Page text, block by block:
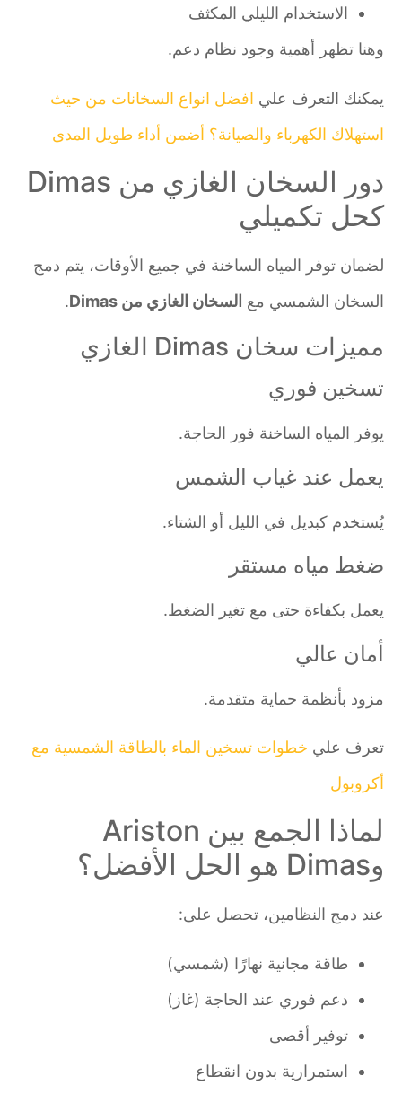
الاستخدام الليلي المكثف
وهنا تظهر أهمية وجود نظام دعم.
يمكنك التعرف عليافضل انواع السخانات من حيث
استهلاك الكهرباء والصيانة؟ أضمن أداء طويل المدى
دور السخان الغازي من Dimas
كحل تكميلي
لضمان توفر المياه الساخنة في جميع الأوقات، يتم دمج
السخان الشمسي معالسخان الغازي من Dimas .
مميزات سخان Dimas الغازي
تسخين فوري
يوفر المياه الساخنة فور الحاجة.
يعمل عند غياب الشمس
يُستخدم كبديل في الليل أو الشتاء.
ضغط مياه مستقر
يعمل بكفاءة حتى مع تغير الضغط.
أمان عالي
مزود بأنظمة حماية متقدمة.
تعرف عليخطوات تسخين الماء بالطاقة الشمسية مع
أكروبول
لماذا الجمع بين Ariston
عند دمج النظامين، تحصل على:
طاقة مجانية نهارًا (شمسي)
دعم فوري عند الحاجة (غاز)
توفير أقصى
استمرارية بدون انقطاع